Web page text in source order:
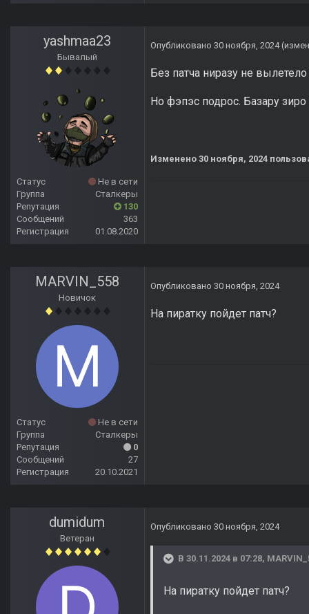
yashmaa23
Бывалый
Статус
Не в сети
Группа
Сталкеры
Репутация
130
Сообщений
363
Регистрация
01.08.2020
Опубликовано 30 ноября, 2024
Без патча ниразу не
Но фэпэс подрос. Базару зиро
Изменено 30 ноября, 2024
MARVIN_558
Новичок
Статус
Не в сети
Группа
Сталкеры
Репутация
0
Сообщений
27
Регистрация
20.10.2021
Опубликовано 30 ноября, 2024
На пиратку пойдет патч?
dumidum
Ветеран
Опубликовано 30 ноября, 2024
В 30.11.2024 в 07:28,
На пиратку пойдет патч?